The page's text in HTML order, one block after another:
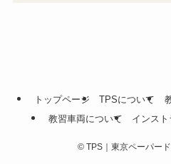
トップページ TPSについて
教習車両について
インス
© TPS｜東京ペーパー